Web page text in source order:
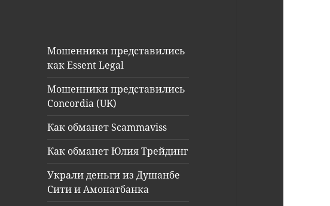
Мошенники представились
как Essent Legal
Мошенники представились
Concordia (UK)
Как обманет Scammaviss
Как обманет Юлия Трейдинг
Украли деньги из Душанбе
Сити и Амонатбанка